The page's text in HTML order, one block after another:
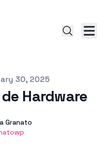
30, 2025
Hardware
Granato